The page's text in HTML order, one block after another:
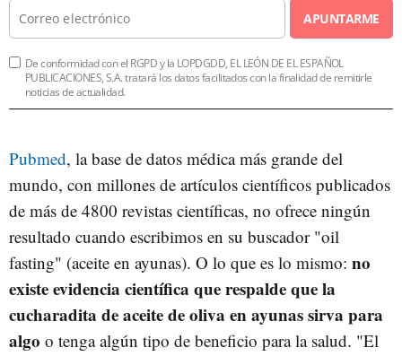
APUNTARME
De conformidad con el RGPD y la LOPDGDD, EL LEÓN DE EL ESPAÑOL
PUBLICACIONES, S.A. tratará los datos facilitados con la finalidad de remitirle
noticias de actualidad.
Pubmed, la base de datos médica más grande del
mundo, con millones de artículos científicos publicados
de más de 4800 revistas científicas, no ofrece ningún
resultado cuando escribimos en su buscador "oil
fasting" (aceite en ayunas). O lo que es lo mismo: no
existe evidencia científica que respalde que la
cucharadita de aceite de oliva en ayunas sirva para
algo o tenga algún tipo de beneficio para la salud. "El